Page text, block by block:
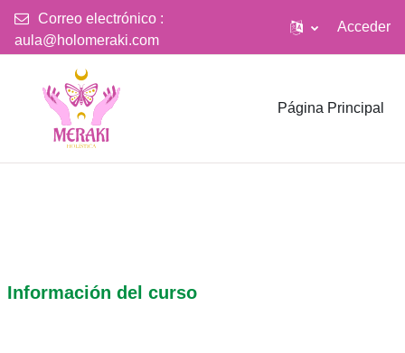
Correo electrónico :
aula@holomeraki.com
Acceder
Página Principal
Información del curso